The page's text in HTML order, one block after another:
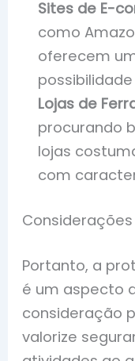
Sites de E-
como
oferecem
Lojas de
procurando
lojas
com
Considerações
Portanto, a
é um aspecto
consideração
valorize